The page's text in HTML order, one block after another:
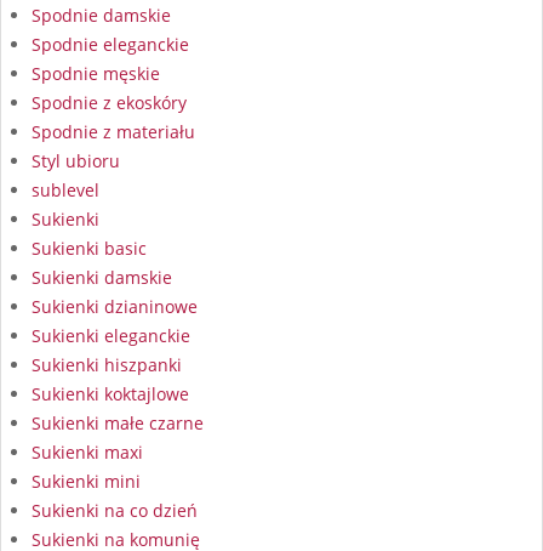
Spodnie damskie
Spodnie eleganckie
Spodnie męskie
Spodnie z ekoskóry
Spodnie z materiału
Styl ubioru
sublevel
Sukienki
Sukienki basic
Sukienki damskie
Sukienki dzianinowe
Sukienki eleganckie
Sukienki hiszpanki
Sukienki koktajlowe
Sukienki małe czarne
Sukienki maxi
Sukienki mini
Sukienki na co dzień
Sukienki na komunię